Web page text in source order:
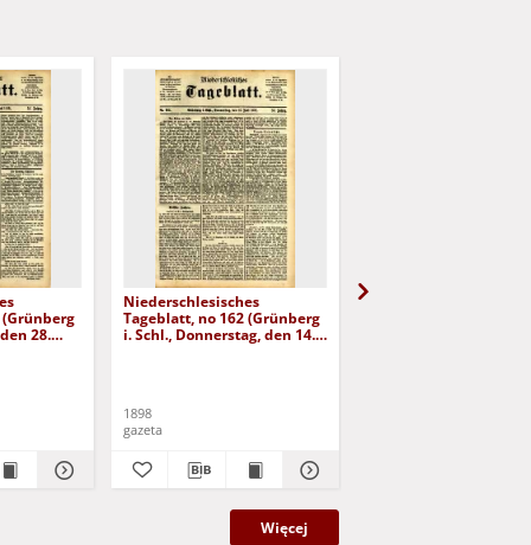
28.
Niederschlesisches
Tageblatt, no 162 (Grünberg
i. Schl., Donnerstag, den 14.
1898
gazeta
Więcej